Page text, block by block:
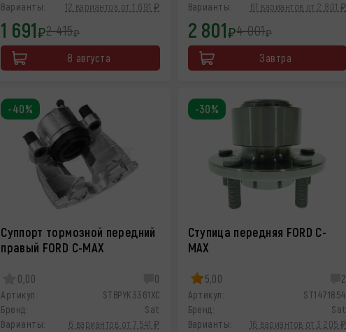
Варианты:
12 вариантов от 1 691 ₽
1 691₽2 415₽
8 августа
Варианты:
61 вариантов от 2 801 ₽
2 801₽4 001₽
Завтра
Суппорт тормозной передний
правый FORD C-MAX
0,00 0
Артикул:
STBPYK3361XC
Бренд:
Sat
Варианты:
6 вариантов от 7 541 ₽
-40%
Ступица передняя FORD C-
MAX
5,00 2
Артикул:
ST1471854
Бренд:
Sat
Варианты:
16 вариантов от 3 205 ₽
-30%